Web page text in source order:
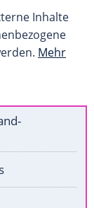
Inhalte
Mehr